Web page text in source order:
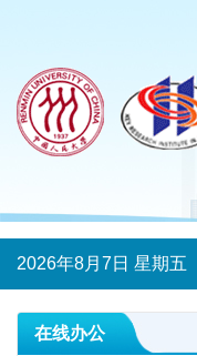
2026年8月7日 星期五
在线办公